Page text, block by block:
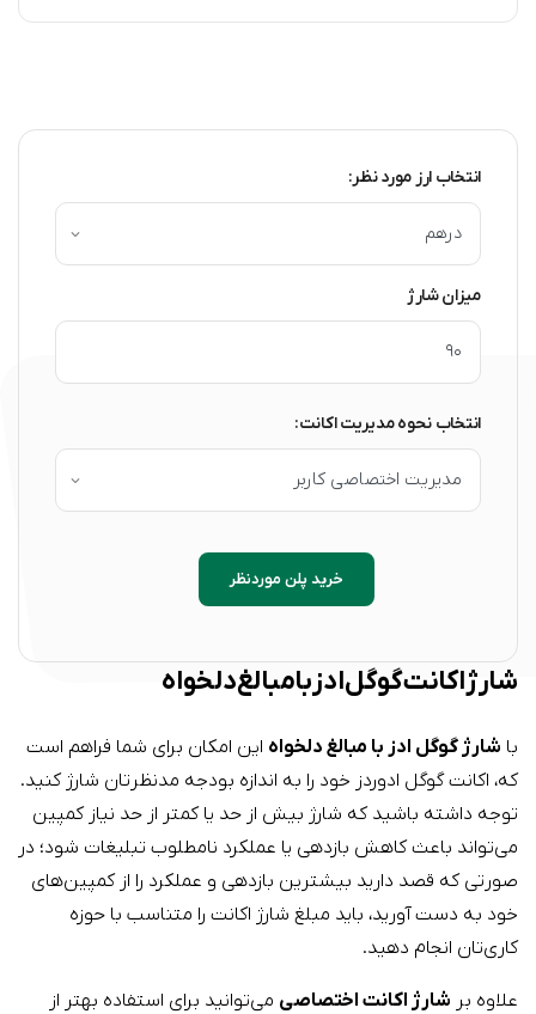
انتخاب ارز مورد نظر:
میزان شارژ
انتخاب نحوه مدیریت اکانت:
خرید پلن مورد‌نظر
شارژ اکانت گوگل ادز با مبالغ دلخواه
با شارژ گوگل ادز با مبالغ دلخواه این امکان برای شما فراهم است
که، اکانت گوگل ادوردز خود را به اندازه بودجه‌ مدنظرتان شارژ کنید.
توجه داشته باشید که شارژ بیش‌ از حد یا کمتر از حد نیاز کمپین
می‌تواند باعث کاهش بازدهی یا عملکرد نامطلوب تبلیغات شود؛ در
صورتی که قصد دارید بیشترین بازدهی و عملکرد را از کمپین‌های
خود به دست آورید، باید مبلغ شارژ اکانت را متناسب با حوزه‌
کاری‌تان انجام دهید.
علاوه بر شارژ اکانت اختصاصی می‌توانید برای استفاده بهتر از